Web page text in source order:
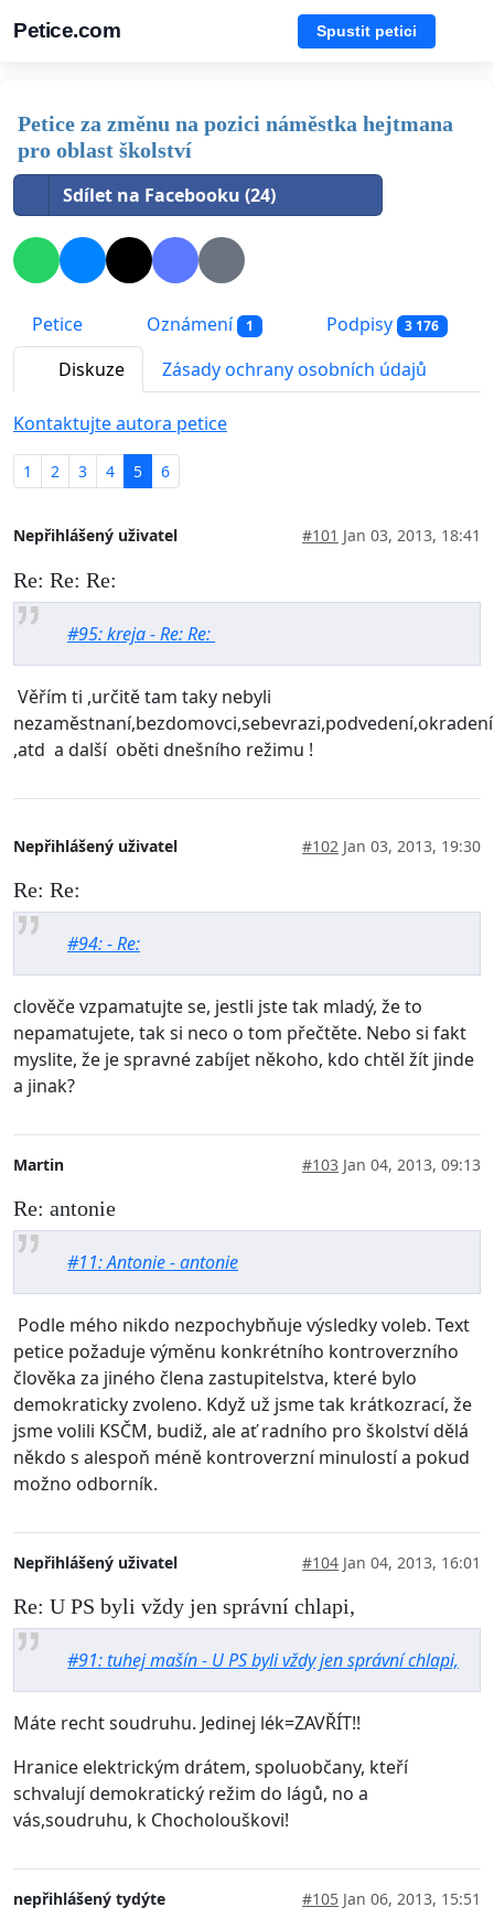
Petice.com Spustit petici
Petice za změnu na pozici náměstka hejtmana
pro oblast školství
Sdílet na Facebooku (24)
Petice Oznámení 1 Podpisy 3 176
Diskuze Zásady ochrany osobních údajů
Kontaktujte autora petice
1 2 3 4 5 6
Nepřihlášený uživatel #101 Jan 03, 2013, 18:41
Re: Re: Re:
#95: kreja - Re: Re:
Věřím ti ,určitě tam taky nebyli
nezaměstnaní,bezdomovci,sebevrazi,podvedení,okradení
,atd a další oběti dnešního režimu !
Nepřihlášený uživatel #102 Jan 03, 2013, 19:30
Re: Re:
#94: - Re:
clověče vzpamatujte se, jestli jste tak mladý, že to
nepamatujete, tak si neco o tom přečtěte. Nebo si fakt
myslite, že je spravné zabíjet někoho, kdo chtěl žít jinde
a jinak?
Martin #103 Jan 04, 2013, 09:13
Re: antonie
#11: Antonie - antonie
Podle mého nikdo nezpochybňuje výsledky voleb. Text
petice požaduje výměnu konkrétního kontroverzního
člověka za jiného člena zastupitelstva, které bylo
demokraticky zvoleno. Když už jsme tak krátkozrací, že
jsme volili KSČM, budiž, ale ať radního pro školství dělá
někdo s alespoň méně kontroverzní minulostí a pokud
možno odborník.
Nepřihlášený uživatel #104 Jan 04, 2013, 16:01
Re: U PS byli vždy jen správní chlapi,
#91: tuhej mašín - U PS byli vždy jen správní chlapi,
Máte recht soudruhu. Jedinej lék=ZAVŘÍT!!
Hranice elektrickým drátem, spoluobčany, kteří
schvalují demokratický režim do lágů, no a
vás,soudruhu, k Chocholouškovi!
nepřihlášený tydýte #105 Jan 06, 2013, 15:51